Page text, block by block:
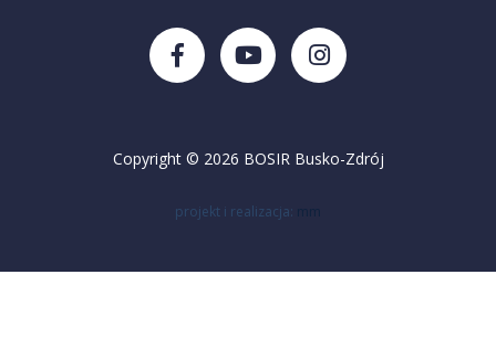
Copyright © 2026 BOSIR Busko-Zdrój
projekt i realizacja: